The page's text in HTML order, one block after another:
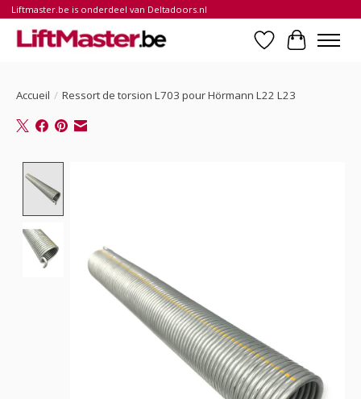
Liftmaster.be is onderdeel van Deltadoors.nl
Liste dePanier
Accueil / Ressort de torsion L703 pour Hörmann L22 L23